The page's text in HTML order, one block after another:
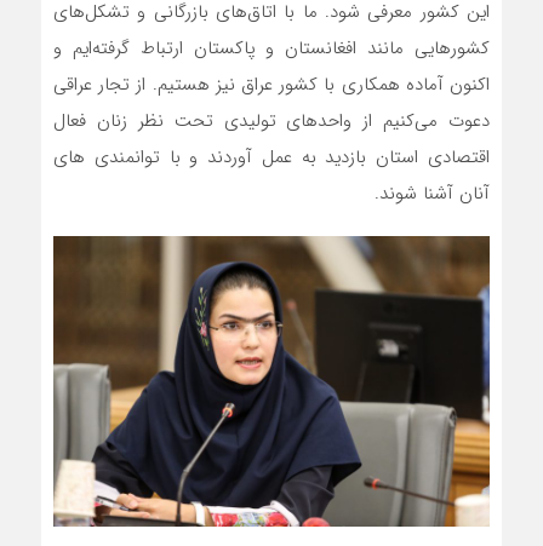
این کشور معرفی شود. ما با اتاق‌های بازرگانی و تشکل‌های
کشورهایی مانند افغانستان و پاکستان ارتباط گرفته‌ایم و
اکنون آماده همکاری با کشور عراق نیز هستیم. از تجار عراقی
دعوت می‌کنیم از واحدهای تولیدی تحت نظر زنان فعال
اقتصادی استان بازدید به عمل آوردند و با توانمندی های
آنان آشنا شوند.